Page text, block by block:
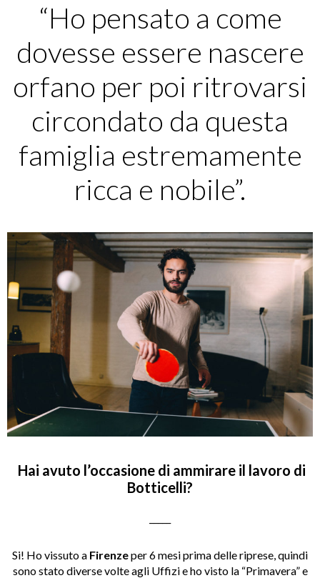
“Ho pensato a come
dovesse essere nascere
orfano per poi ritrovarsi
circondato da questa
famiglia estremamente
ricca e nobile”.
Hai avuto l’occasione di ammirare il lavoro di
Botticelli?
Si! Ho vissuto a Firenzeper 6 mesi prima delle riprese, quindi
sono stato diverse volte agli Uffizi e ho visto la “Primavera” e